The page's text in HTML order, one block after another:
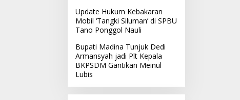
Update Hukum Kebakaran
Mobil ‘Tangki Siluman’ di SPBU
Tano Ponggol Nauli
Bupati Madina Tunjuk Dedi
Armansyah jadi Plt Kepala
BKPSDM Gantikan Meinul
Lubis